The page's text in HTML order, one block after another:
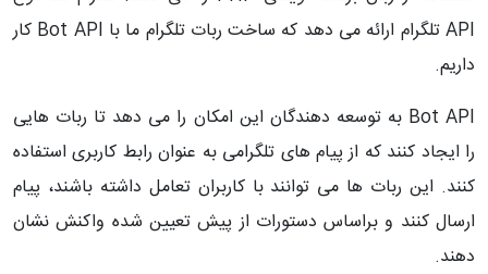
API تلگرام ارائه می دهد که ساخت ربات تلگرام ما با Bot API کار
داریم.
Bot API به توسعه دهندگان این امکان را می دهد تا ربات هایی
را ایجاد کنند که از پیام های تلگرامی به عنوان رابط کاربری استفاده
کنند. این ربات ها می توانند با کاربران تعامل داشته باشند، پیام
ارسال کنند و براساس دستورات از پیش تعیین شده واکنش نشان
دهند.